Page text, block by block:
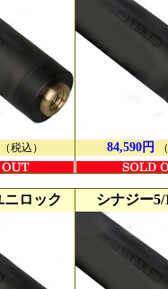
（税込） 84,590円
ニロック シナジー5/